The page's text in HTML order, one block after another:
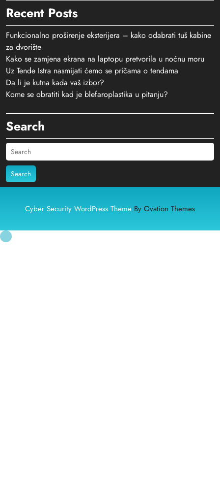
Recent Posts
Funkcionalno proširenje eksterijera – kako odabrati tuš kabine
za dvorište
Kako se zamjena ekrana na laptopu pretvorila u noćnu moru
Uz Tende Istra nasmijati ćemo se pričama o tendama
Da li je kutna kada vaš izbor?
Kome se obratiti kad je blefaroplastika u pitanju?
Search
Search
Cyber Security WordPress Theme By Ovation Themes